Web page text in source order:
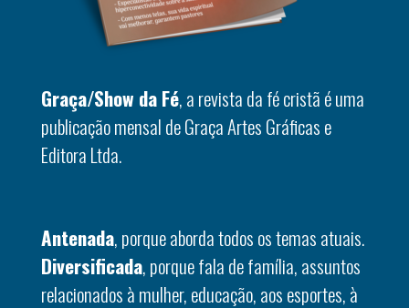
Graça/Show da Fé, a revista da fé cristã é uma
publicação mensal de Graça Artes Gráficas e
Editora Ltda.
Antenada, porque aborda todos os temas atuais.
Diversificada, porque fala de família, assuntos
relacionados à mulher, educação, aos esportes, à